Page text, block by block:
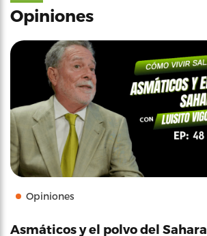
Opiniones
Opiniones
Asmáticos y el polvo del Sahara